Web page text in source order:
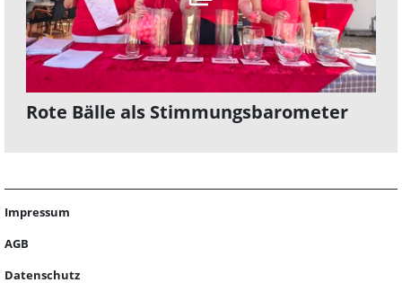
Rote Bälle als Stimmungsbarometer
Impressum
AGB
Datenschutz